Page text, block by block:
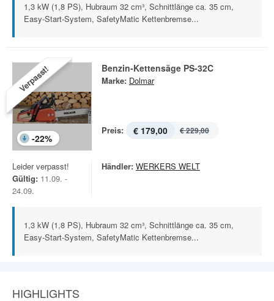
1,3 kW (1,8 PS), Hubraum 32 cm³, Schnittlänge ca. 35 cm,
Easy-Start-System, SafetyMatic Kettenbremse...
Verpasst!
-22%
Benzin-Kettensäge PS-32C
Marke: Dolmar
Preis: € 179,00 € 229,00
Leider verpasst!
Gültig: 11.09. -
24.09.
Händler: WERKERS WELT
1,3 kW (1,8 PS), Hubraum 32 cm³, Schnittlänge ca. 35 cm,
Easy-Start-System, SafetyMatic Kettenbremse...
HIGHLIGHTS